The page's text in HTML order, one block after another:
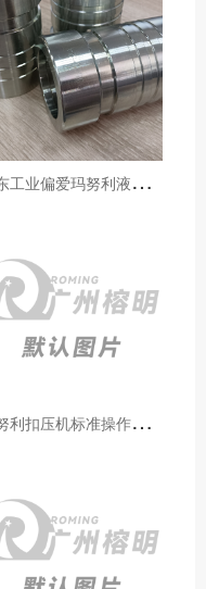
广
东工业偏爱玛努利液压产品的五大原因（代理深度分析）
玛
努利扣压机标准操作流程：广州代理手把手教学（新手也能学会）